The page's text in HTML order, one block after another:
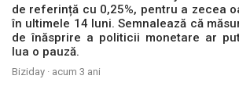
de referință cu 0,25%, pentru a zecea
în ultimele 14 luni. Semnalează că
de înăsprire a politicii monetare ar
lua o pauză.
Biziday · acum 3 ani